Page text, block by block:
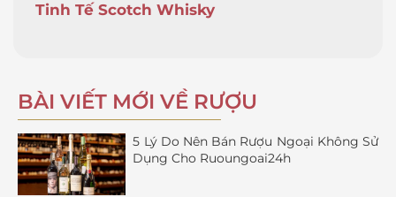
Tinh Tế Scotch Whisky
BÀI VIẾT MỚI VỀ RƯỢU
5 Lý Do Nên Bán Rượu Ngoại Không Sử
Dụng Cho Ruoungoai24h